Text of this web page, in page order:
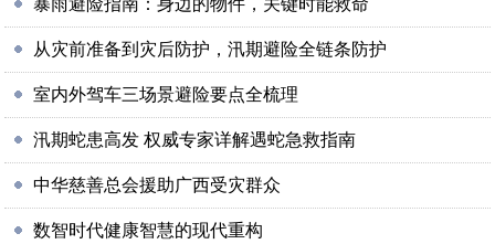
暴雨避险指南：身边的物件，关键时能救命
从灾前准备到灾后防护，汛期避险全链条防护
室内外驾车三场景避险要点全梳理
汛期蛇患高发 权威专家详解遇蛇急救指南
中华慈善总会援助广西受灾群众
数智时代健康智慧的现代重构